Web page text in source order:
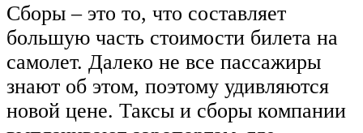
Сборы – это то, что составляет
большую часть стоимости билета на
самолет. Далеко не все пассажиры
знают об этом, поэтому удивляются
новой цене. Таксы и сборы компании